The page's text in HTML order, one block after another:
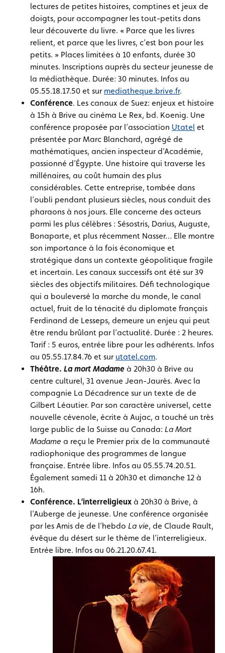
lectures de petites histoires, comptines et jeux de
doigts, pour accompagner les tout-petits dans
leur découverte du livre. « Parce que les livres
relient, et parce que les livres, c’est bon pour les
petits. » Places limitées à 10 enfants, durée 30
minutes. Inscriptions auprès du secteur jeunesse de
la médiathèque. Durée: 30 minutes. Infos au
05.55.18.17.50 et sur mediatheque.brive.fr.
Conférence. Les canaux de Suez: enjeux et histoire
à 15h à Brive au cinéma Le Rex, bd. Koenig. Une
conférence proposée par l’association Utatel et
présentée par Marc Blanchard, agrégé de
mathématiques, ancien inspecteur d’Académie,
passionné d’Égypte. Une histoire qui traverse les
millénaires, au coût humain des plus
considérables. Cette entreprise, tombée dans
l’oubli pendant plusieurs siècles, nous conduit des
pharaons à nos jours. Elle concerne des acteurs
parmi les plus célèbres : Sésostris, Darius, Auguste,
Bonaparte, et plus récemment Nasser… Elle montre
son importance à la fois économique et
stratégique dans un contexte géopolitique fragile
et incertain. Les canaux successifs ont été sur 39
siècles des objectifs militaires. Défi technologique
qui a bouleversé la marche du monde, le canal
actuel, fruit de la ténacité du diplomate français
Ferdinand de Lesseps, demeure un enjeu qui peut
être rendu brûlant par l’actualité. Durée : 2 heures.
Tarif : 5 euros, entrée libre pour les adhérents. Infos
au 05.55.17.84.76 et sur utatel.com.
Théâtre. La mort Madame à 20h30 à Brive au
centre culturel, 31 avenue Jean-Jaurès. Avec la
compagnie La Décadrence sur un texte de de
Gilbert Léautier. Par son caractère universel, cette
nouvelle cévenole, écrite à Aujac, a touché un très
large public de la Suisse au Canada: La Mort
Madame a reçu le Premier prix de la communauté
radiophonique des programmes de langue
française. Entrée libre. Infos au 05.55.74.20.51.
Également samedi 11 à 20h30 et dimanche 12 à
16h.
Conférence. L’interreligieux à 20h30 à Brive, à
l’Auberge de jeunesse. Une conférence organisée
par les Amis de de l’hebdo La vie, de Claude Rault,
évêque du désert sur le thème de l’interreligieux.
Entrée libre. Infos au 06.21.20.67.41.